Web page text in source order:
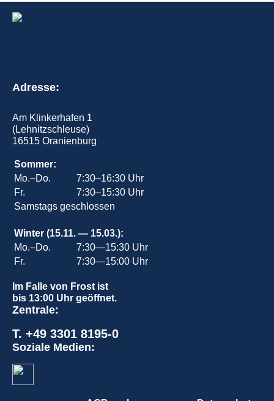
Adresse:
Am Klinkerhafen 1
(Lehnitzschleuse)
16515 Oranienburg
Sommer:
Mo.–Do.
7:30–16:30 Uhr
Fr.
7:30–15:30 Uhr
Samstags geschlossen
Winter (15.11. — 15.03.):
Mo.–Do.
7:30—15:30 Uhr
Fr.
7:30—15:00 Uhr
Im Falle von Frost ist
bis 13:00 Uhr geöffnet.
Zentrale:
T. +49 3301 8195-0
Soziale Medien: